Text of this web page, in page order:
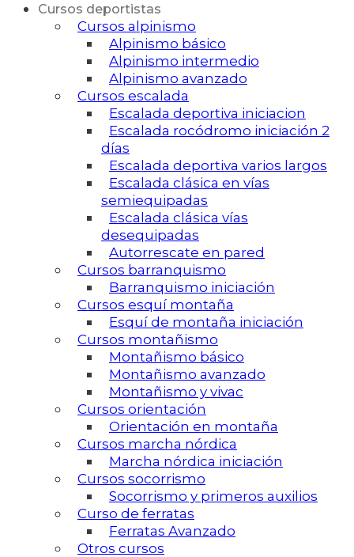
Cursos deportistas
Cursos alpinismo
Alpinismo básico
Alpinismo intermedio
Alpinismo avanzado
Cursos escalada
Escalada deportiva iniciacion
Escalada rocódromo iniciación 2
días
Escalada deportiva varios largos
Escalada clásica en vías
semiequipadas
Escalada clásica vías
desequipadas
Autorrescate en pared
Cursos barranquismo
Barranquismo iniciación
Cursos esquí montaña
Esquí de montaña iniciación
Cursos montañismo
Montañismo básico
Montañismo avanzado
Montañismo y vivac
Cursos orientación
Orientación en montaña
Cursos marcha nórdica
Marcha nórdica iniciación
Cursos socorrismo
Socorrismo y primeros auxilios
Curso de ferratas
Ferratas Avanzado
Otros cursos